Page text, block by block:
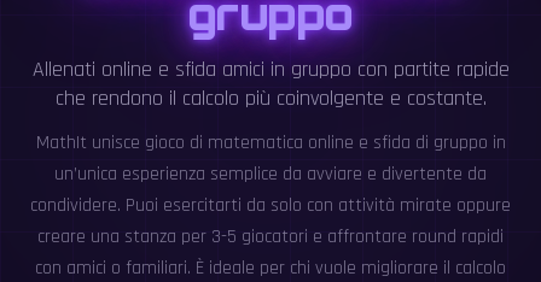
gruppo
Allenati online e sfida amici in gruppo con partite rapide
che rendono il calcolo più coinvolgente e costante.
MathIt unisce gioco di matematica online e sfida di gruppo in
un’unica esperienza semplice da avviare e divertente da
condividere. Puoi esercitarti da solo con attività mirate oppure
creare una stanza per 3-5 giocatori e affrontare round rapidi
con amici o familiari. È ideale per chi vuole migliorare il calcolo